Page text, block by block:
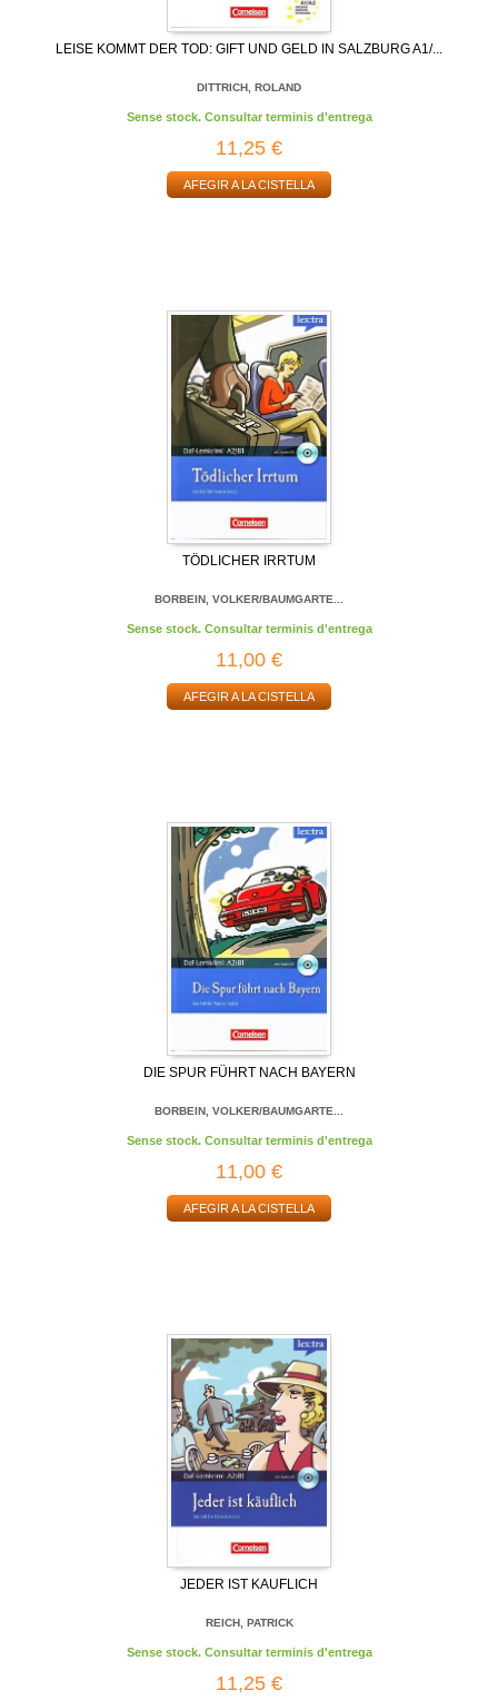
LEISE KOMMT DER TOD: GIFT UND GELD IN SALZBURG A1/...
DITTRICH, ROLAND
Sense stock. Consultar terminis d'entrega
11,25 €
AFEGIR A LA CISTELLA
TÖDLICHER IRRTUM
BORBEIN, VOLKER/BAUMGARTE...
Sense stock. Consultar terminis d'entrega
11,00 €
AFEGIR A LA CISTELLA
DIE SPUR FÜHRT NACH BAYERN
BORBEIN, VOLKER/BAUMGARTE...
Sense stock. Consultar terminis d'entrega
11,00 €
AFEGIR A LA CISTELLA
JEDER IST KAUFLICH
REICH, PATRICK
Sense stock. Consultar terminis d'entrega
11,25 €